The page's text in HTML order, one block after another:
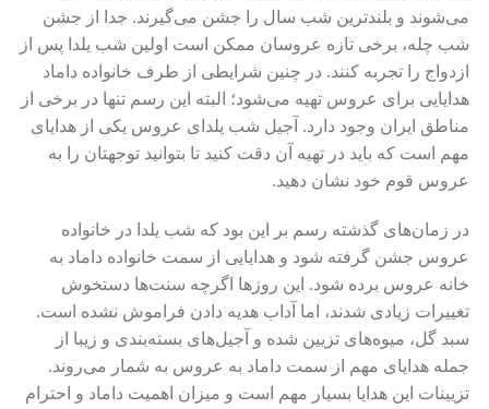
می‌شوند و بلندترین شب سال را جشن می‌گیرند. جدا از جشن
شب چله، برخی تازه عروسان ممکن است اولین شب یلدا پس از
ازدواج را تجربه کنند. در چنین شرایطی از طرف خانواده داماد
هدایایی برای عروس تهیه می‌شود؛ البته این رسم تنها در برخی از
مناطق ایران وجود دارد. آجیل شب یلدای عروس یکی از هدایای
مهم است که باید در تهیه آن دقت کنید تا بتوانید توجهتان را به
عروس قوم خود نشان دهید.
در زمان‌های گذشته رسم بر این بود که شب یلدا در خانواده
عروس جشن گرفته شود و هدایایی از سمت خانواده داماد به
خانه عروس برده شود. این روزها اگرچه سنت‌ها دستخوش
تغییرات زیادی شدند، اما آداب هدیه دادن فراموش نشده است.
سبد گل، میوه‌های تزیین شده و آجیل‌های بسته‌بندی و زیبا از
جمله هدایای مهم از سمت داماد به عروس به شمار می‌روند.
تزیینات این هدایا بسیار مهم است و میزان اهمیت داماد و احترام